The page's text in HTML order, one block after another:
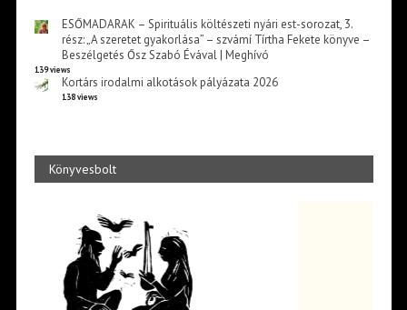
ESŐMADARAK – Spirituális költészeti nyári est-sorozat, 3.
rész: „A szeretet gyakorlása” – szvámí Tírtha Fekete könyve –
Beszélgetés Ősz Szabó Évával | Meghívó
139 views
Kortárs irodalmi alkotások pályázata 2026
138 views
Könyvesbolt